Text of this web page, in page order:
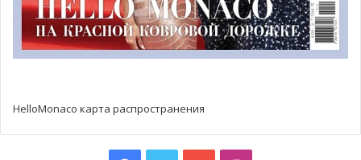
HelloMonaco карта распространения